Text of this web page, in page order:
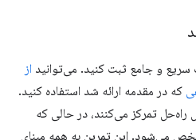
و جامع ثبت کنید. می‌توانیداز
در مقدمه ارائه شد استفاده کنید.
تمرکز می‌کنند، در حالی که
این تمرین به همه مبنای